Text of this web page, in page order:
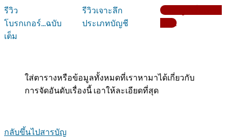
รีวิว
โบรกเกอร์...ฉบับ
เต็ม
รีวิวเจาะลึก
ประเภทบัญชี
เปิดบัญชีเริ่มเทรด
กับ....
ใส่ตารางหรือข้อมูลทั้งหมดที่เราหามาได้เกี่ยวกับ
การจัดอันดับเรื่องนี้ เอาให้ละเอียดที่สุด
กลับขึ้นไปสารบัญ